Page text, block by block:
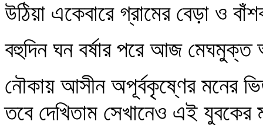
উঠিয়া একেবারে গ্রামের বেড়া ও
বহুদিন ঘন বর্ষার পরে আজ মেঘমুক্ত
নৌকায় আসীন অপূর্বকৃষ্ণের মনের
তবে দেখিতাম সেখানেও এই যুবকের